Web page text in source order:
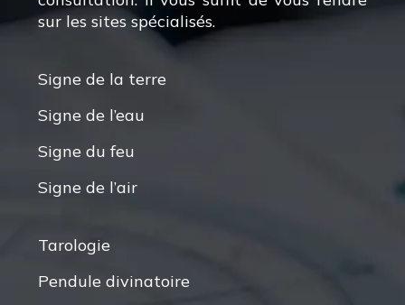
sur les sites spécialisés.
Signe de la terre
Signe de l’eau
Signe du feu
Signe de l’air
Tarologie
Pendule divinatoire